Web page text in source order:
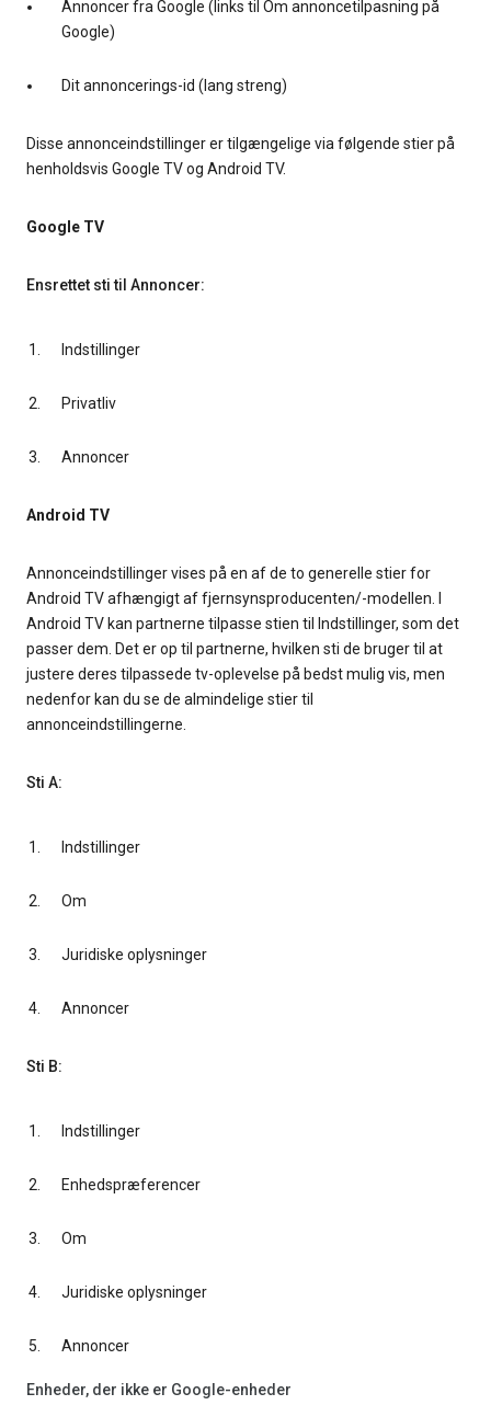
Annoncer fra Google (links til Om annoncetilpasning på
Google)
Dit annoncerings-id (lang streng)
Disse annonceindstillinger er tilgængelige via følgende stier på
henholdsvis Google TV og Android TV.
Google TV
Ensrettet sti til Annoncer:
Indstillinger
Privatliv
Annoncer
Android TV
Annonceindstillinger vises på en af de to generelle stier for
Android TV afhængigt af fjernsynsproducenten/-modellen. I
Android TV kan partnerne tilpasse stien til Indstillinger, som det
passer dem. Det er op til partnerne, hvilken sti de bruger til at
justere deres tilpassede tv-oplevelse på bedst mulig vis, men
nedenfor kan du se de almindelige stier til
annonceindstillingerne.
Sti A:
Indstillinger
Om
Juridiske oplysninger
Annoncer
Sti B:
Indstillinger
Enhedspræferencer
Om
Juridiske oplysninger
Annoncer
Enheder, der ikke er Google-enheder